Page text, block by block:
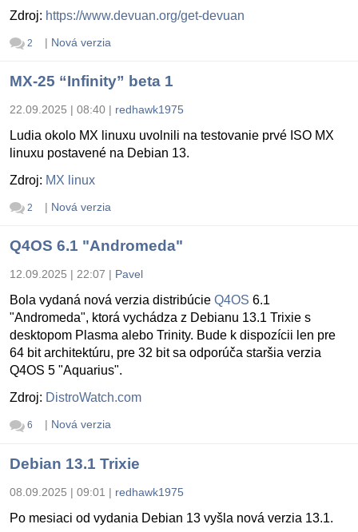
Zdroj: https://www.devuan.org/get-devuan
2 | Nová verzia
MX-25 “Infinity” beta 1
22.09.2025 | 08:40 | redhawk1975
Ludia okolo MX linuxu uvolnili na testovanie prvé ISO MX
linuxu postavené na Debian 13.
Zdroj: MX linux
2 | Nová verzia
Q4OS 6.1 "Andromeda"
12.09.2025 | 22:07 | Pavel
Bola vydaná nová verzia distribúcie Q4OS 6.1
"Andromeda", ktorá vychádza z Debianu 13.1 Trixie s
desktopom Plasma alebo Trinity. Bude k dispozícii len pre
64 bit architektúru, pre 32 bit sa odporúča staršia verzia
Q4OS 5 "Aquarius".
Zdroj: DistroWatch.com
6 | Nová verzia
Debian 13.1 Trixie
08.09.2025 | 09:01 | redhawk1975
Po mesiaci od vydania Debian 13 vyšla nová verzia 13.1.